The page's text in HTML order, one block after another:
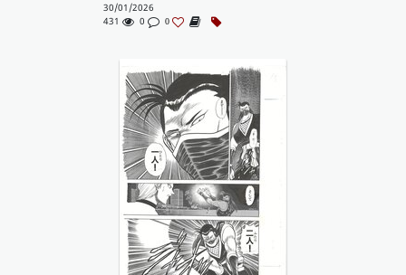
30/01/2026
431
0 0